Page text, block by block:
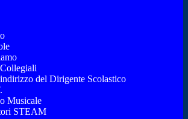
del Dirigente Scolastico
Musicale
STEAM